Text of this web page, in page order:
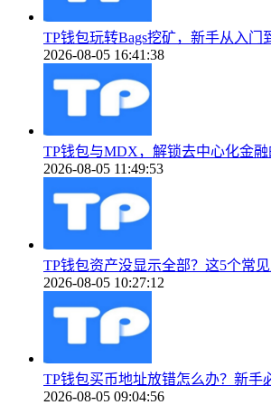
TP钱包玩转Bags挖矿，新手从入门
2026-08-05 16:41:38
TP钱包与MDX，解锁去中心化金
2026-08-05 11:49:53
TP钱包资产没显示全部？这5个常
2026-08-05 10:27:12
TP钱包买币地址放错怎么办？新手
2026-08-05 09:04:56